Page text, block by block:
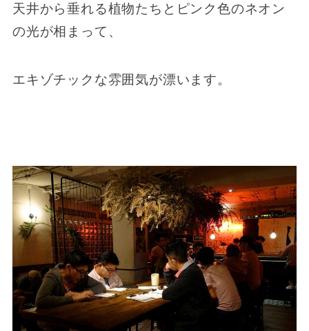
天井から垂れる植物たちとピンク色のネオン
の光が相まって、
エキゾチックな雰囲気が漂います。